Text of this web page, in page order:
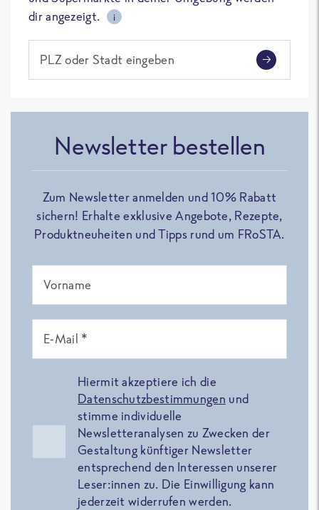
dir angezeigt.
i
PLZ oder Stadt eingeben
Newsletter bestellen
Zum Newsletter anmelden und 10% Rabatt
sichern! Erhalte exklusive Angebote, Rezepte,
Produktneuheiten und Tipps rund um FRoSTA.
Vorname
E-Mail *
Hiermit akzeptiere ich die
Datenschutzbestimmungen und
stimme individuelle
Newsletteranalysen zu Zwecken der
Gestaltung künftiger Newsletter
entsprechend den Interessen unserer
Leser:innen zu. Die Einwilligung kann
jederzeit widerrufen werden.